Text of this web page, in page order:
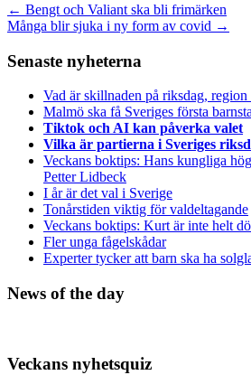
← Bengt och Valiant ska bli frimärken
Många blir sjuka i ny form av covid →
Senaste nyheterna
Vad är skillnaden på riksdag,
Malmö ska få Sveriges första
Tiktok och AI kan påverka valet
Vilka är partierna i Sveriges
Veckans boktips: Hans kungliga
Petter Lidbeck
I år är det val i Sverige
Tonårstiden viktig för valdeltagande
Veckans boktips: Kurt är inte helt
Fler unga fågelskådar
Experter tycker att barn ska ha
News of the day
Veckans nyhetsquiz